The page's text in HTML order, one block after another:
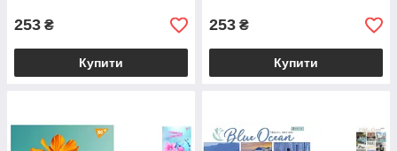
253 ₴
Купити
253 ₴
Купити